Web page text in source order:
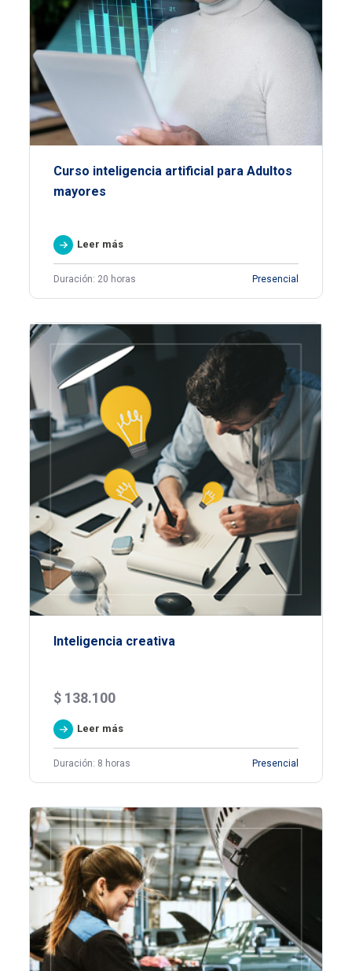
Curso inteligencia artificial para Adultos
mayores
Leer más
Duración: 20 horas Presencial
Inteligencia creativa
$ 138.100
Leer más
Duración: 8 horas Presencial